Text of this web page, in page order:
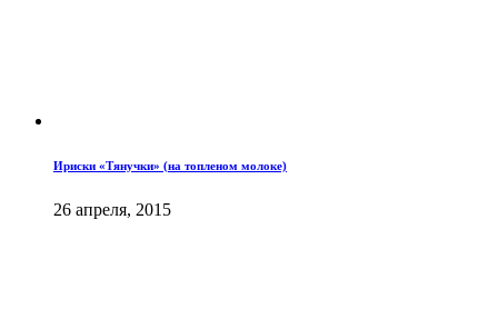
Ириски «Тянучки» (на топлeном молоке)
26 апреля, 2015